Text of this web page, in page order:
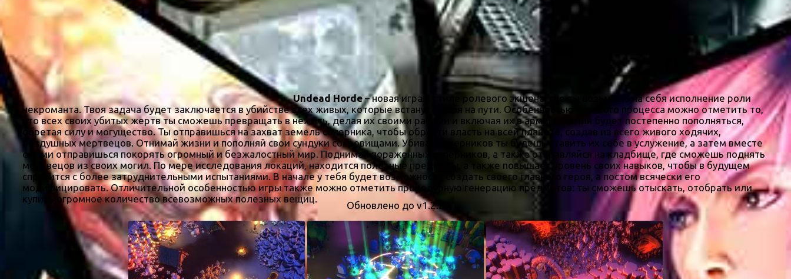
Undead Horde– новая игра в стиле ролевого экшена, где ты возьмёшь на себя исполнение роли
некроманта. Твоя задача будет заключается в убийстве всех живых, которые встанут у тебя на пути. Особенностью игрового процесса можно отметить то,
что всех своих убитых жертв ты сможешь превращать в нежить, делая их своими рабами и включая их в армию. Армия будет постепенно пополняться,
обретая силу и могущество. Ты отправишься на захват земель соперника, чтобы обрести власть на всей планете, создав из всего живого ходячих,
бездушных мертвецов. Отнимай жизни и пополняй свои сундуки сокровищами. Убивая соперников ты будешь ставить их себе в услужение, а затем вместе
с ними отправишься покорять огромный и безжалостный мир. Поднимай пораженных соперников, а также отправляйся на кладбище, где сможешь поднять
мертвецов из своих могил. По мере исследования локаций, находится полезные предметы, а также повышает уровень своих навыков, чтобы в будущем
справится с более затруднительными испытаниями. В начале у тебя будет возможность создать своего главного героя, а постом всячески его
модифицировать. Отличительной особенностью игры также можно отметить процедурную генерацию предметов: ты сможешь отыскать, отобрать или
купить огромное количество всевозможных полезных вещиц.
Обновлено до v1.2.2